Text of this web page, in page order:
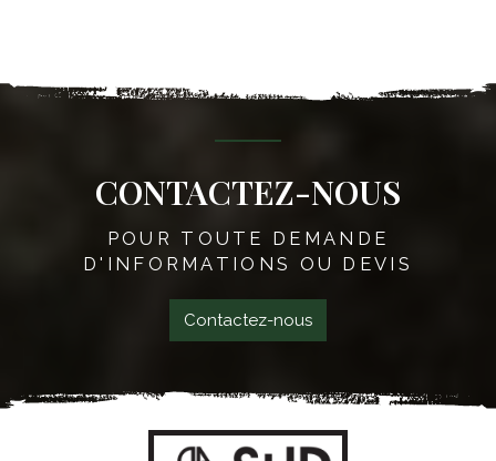
CONTACTEZ-NOUS
POUR TOUTE DEMANDE
D'INFORMATIONS OU DEVIS
Contactez-nous